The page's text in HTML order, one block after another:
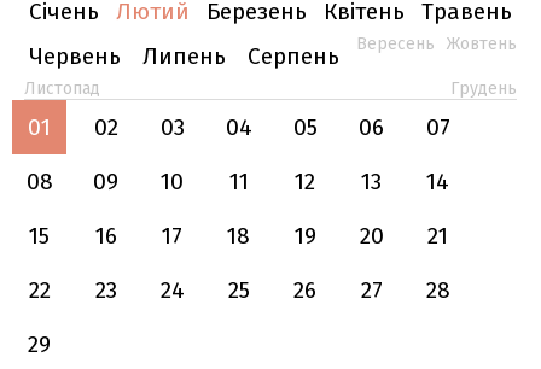
Січень
Лютий Березень Квітень
Травень
Червень
Липень Серпень Вересень Жовтень
Листопад Грудень
01 02 03 04 05 06
07
08
09 10 11 12 13
14
15
16 17 18 19 20
21
22
23 24 25 26 27
28
29